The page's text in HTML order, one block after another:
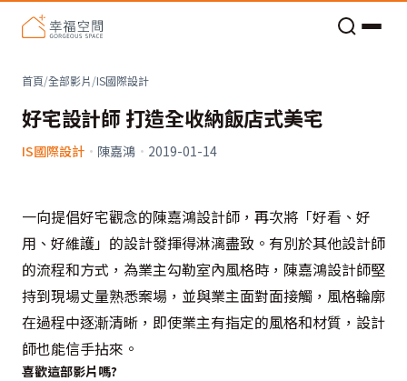
首頁/全部影片/IS國際設計
好宅設計師 打造全收納飯店式美宅
IS國際設計 · 陳嘉鴻 · 2019-01-14
一向提倡好宅觀念的陳嘉鴻設計師，再次將「好看、好
用、好維護」的設計發揮得淋漓盡致。有別於其他設計師
的流程和方式，為業主勾勒室內風格時，陳嘉鴻設計師堅
持到現場丈量熟悉案場，並與業主面對面接觸，風格輪廓
在過程中逐漸清晰，即使業主有指定的風格和材質，設計
師也能信手拈來。
喜歡這部影片嗎?